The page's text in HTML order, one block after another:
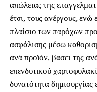
απώλειας της
έτσι, τους ανέργους, ενώ
πλαίσιο των παρόχων
ασφάλισης μέσω
ανά προϊόν, βάσει της
επενδυτικού
δυνατότητα δημιουργίας